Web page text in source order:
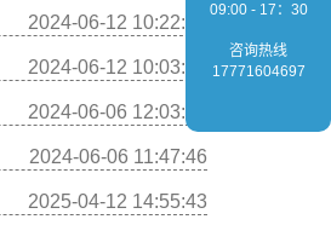
2024-06-12 10:22:14
2024-06-12 10:03:45
2024-06-06 12:03:09
2024-06-06 11:47:46
2025-04-12 14:55:43
09:00 - 17：30
咨询热线
17771604697